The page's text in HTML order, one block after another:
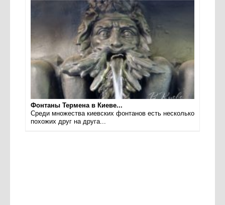
Фонтаны Термена в Киеве...
Среди множества киевских фонтанов есть несколько
похожих друг на друга...